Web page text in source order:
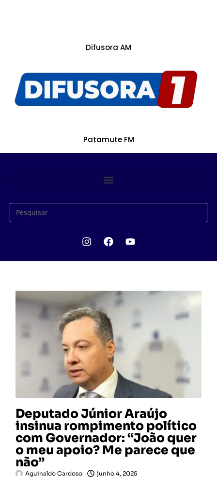
Difusora AM
Patamute FM
Deputado Júnior Araújo
insinua rompimento político
com Governador: “João quer
o meu apoio? Me parece que
não”
Aguinaldo Cardoso
junho 4, 2025